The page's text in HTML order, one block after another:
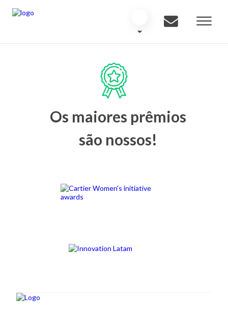
Os maiores prêmios
são nossos!